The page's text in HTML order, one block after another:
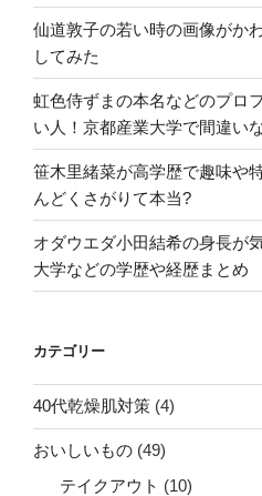
仙道敦子の若い時の画像がか
してみた
虹色侍ずまの本名などのプロ
い人！京都産業大学で間違い
笹木里緒菜が高学歴で趣味や
んどくさがりて本当?
オダウエダ小田結希の身長が
大学などの学歴や経歴まとめ
カテゴリー
40代乾燥肌対策 (4)
おいしいもの (49)
テイクアウト (10)